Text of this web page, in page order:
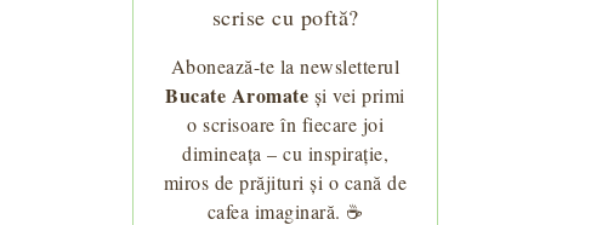
scrise cu poftă?
Abonează-te la newsletterul
Bucate Aromate și vei primi
o scrisoare în fiecare joi
dimineața – cu inspirație,
miros de prăjituri și o cană de
cafea imaginară. ☕